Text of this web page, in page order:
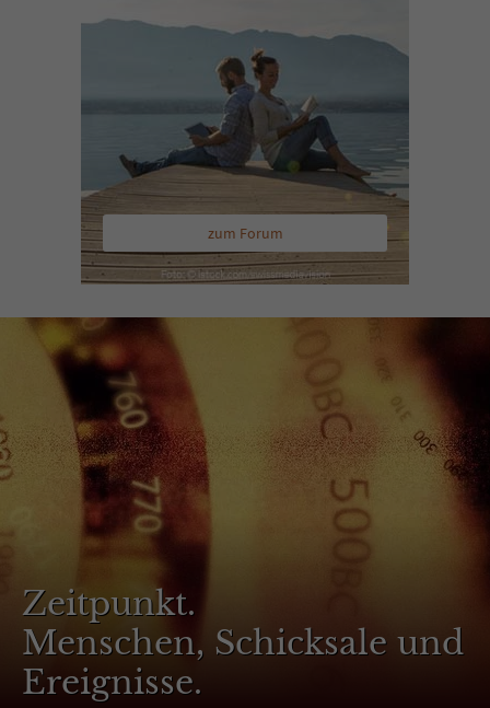
zum Forum
Zeitpunkt.
Menschen, Schicksale und
Ereignisse.